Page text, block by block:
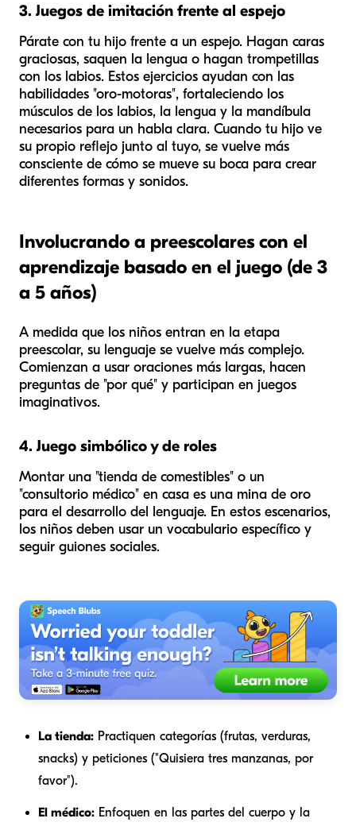
3. Juegos de imitación frente al espejo
Párate con tu hijo frente a un espejo. Hagan caras
graciosas, saquen la lengua o hagan trompetillas
con los labios. Estos ejercicios ayudan con las
habilidades "oro-motoras", fortaleciendo los
músculos de los labios, la lengua y la mandíbula
necesarios para un habla clara. Cuando tu hijo ve
su propio reflejo junto al tuyo, se vuelve más
consciente de cómo se mueve su boca para crear
diferentes formas y sonidos.
Involucrando a preescolares con el
aprendizaje basado en el juego (de 3
a 5 años)
A medida que los niños entran en la etapa
preescolar, su lenguaje se vuelve más complejo.
Comienzan a usar oraciones más largas, hacen
preguntas de "por qué" y participan en juegos
imaginativos.
4. Juego simbólico y de roles
Montar una "tienda de comestibles" o un
"consultorio médico" en casa es una mina de oro
para el desarrollo del lenguaje. En estos escenarios,
los niños deben usar un vocabulario específico y
seguir guiones sociales.
La tienda: Practiquen categorías (frutas, verduras,
snacks) y peticiones ("Quisiera tres manzanas, por
favor").
El médico: Enfoquen en las partes del cuerpo y la